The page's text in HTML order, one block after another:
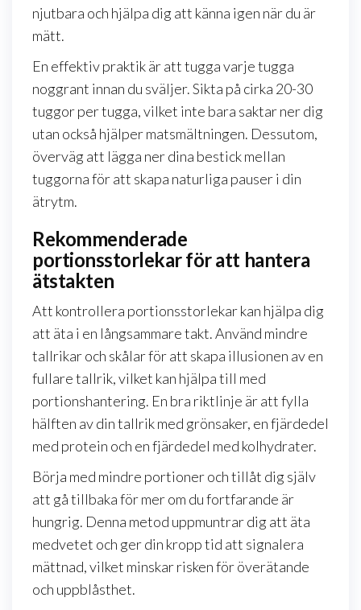
njutbara och hjälpa dig att känna igen när du är
mätt.
En effektiv praktik är att tugga varje tugga
noggrant innan du sväljer. Sikta på cirka 20-30
tuggor per tugga, vilket inte bara saktar ner dig
utan också hjälper matsmältningen. Dessutom,
överväg att lägga ner dina bestick mellan
tuggorna för att skapa naturliga pauser i din
ätrytm.
Rekommenderade
portionsstorlekar för att hantera
ätstakten
Att kontrollera portionsstorlekar kan hjälpa dig
att äta i en långsammare takt. Använd mindre
tallrikar och skålar för att skapa illusionen av en
fullare tallrik, vilket kan hjälpa till med
portionshantering. En bra riktlinje är att fylla
hälften av din tallrik med grönsaker, en fjärdedel
med protein och en fjärdedel med kolhydrater.
Börja med mindre portioner och tillåt dig själv
att gå tillbaka för mer om du fortfarande är
hungrig. Denna metod uppmuntrar dig att äta
medvetet och ger din kropp tid att signalera
mättnad, vilket minskar risken för överätande
och uppblåsthet.